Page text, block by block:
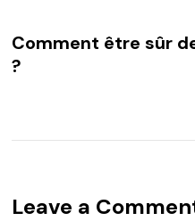
Comment être sûr
?
Leave a